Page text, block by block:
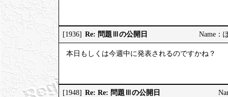
[1936] Re: 問題Ⅲの公開日 Name：
本日もしくは今週中に発表されるのですかね？
[1948] Re: Re: 問題Ⅲの公開日